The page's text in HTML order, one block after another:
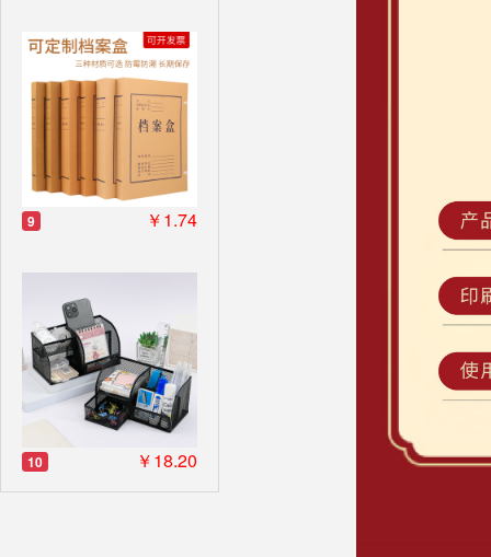
9 ￥1.74
10 ￥18.20